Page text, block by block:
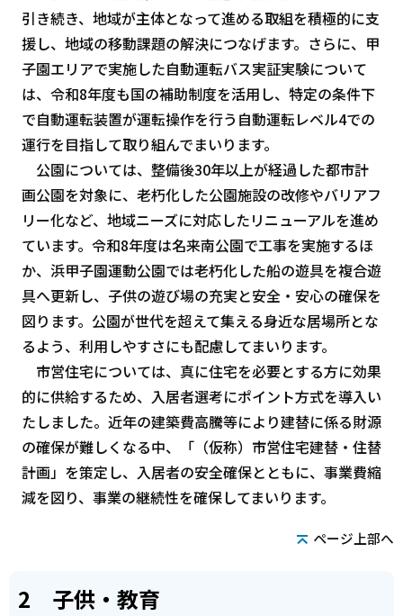
引き続き、地域が主体となって進める取組を積極的に支
援し、地域の移動課題の解決につなげます。さらに、甲
子園エリアで実施した自動運転バス実証実験について
は、令和8年度も国の補助制度を活用し、特定の条件下
で自動運転装置が運転操作を行う自動運転レベル4での
運行を目指して取り組んでまいります。
公園については、整備後30年以上が経過した都市計
画公園を対象に、老朽化した公園施設の改修やバリアフ
リー化など、地域ニーズに対応したリニューアルを進め
ています。令和8年度は名来南公園で工事を実施するほ
か、浜甲子園運動公園では老朽化した船の遊具を複合遊
具へ更新し、子供の遊び場の充実と安全・安心の確保を
図ります。公園が世代を超えて集える身近な居場所とな
るよう、利用しやすさにも配慮してまいります。
市営住宅については、真に住宅を必要とする方に効果
的に供給するため、入居者選考にポイント方式を導入い
たしました。近年の建築費高騰等により建替に係る財源
の確保が難しくなる中、「（仮称）市営住宅建替・住替
計画」を策定し、入居者の安全確保とともに、事業費縮
減を図り、事業の継続性を確保してまいります。
ページ上部へ
2 子供・教育